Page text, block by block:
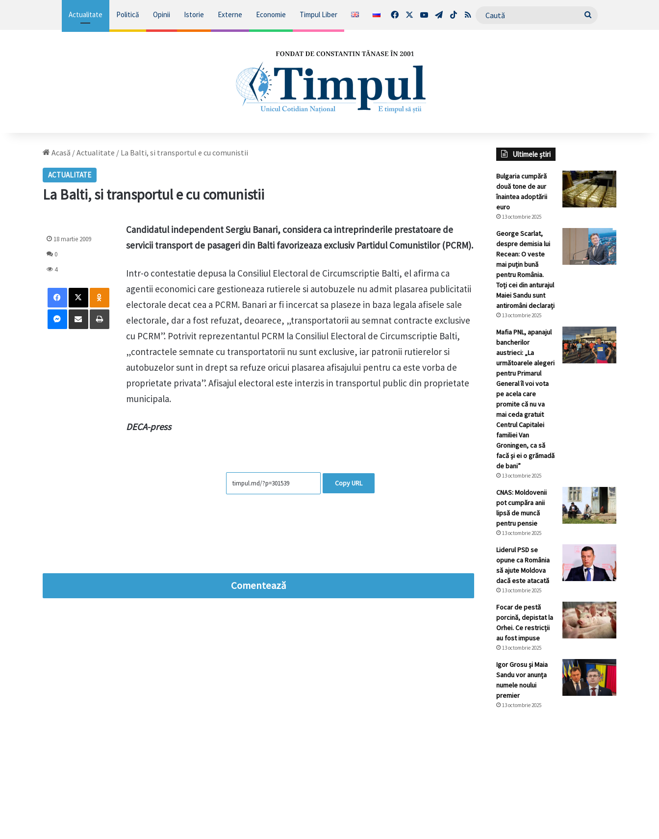
Actualitate Politică Opinii Istorie Externe Economie Timpul Liber FacebookYouTubeTelegram
TikTokRSS Caută
Acasă /Actualitate / La Balti, si transportul e cu comunistii
ACTUALITATE
La Balti, si transportul e cu comunistii
Candidatul independent Sergiu Banari, considera ca intreprinderile prestatoare de
servicii transport de pasageri din Balti favorizeaza exclusiv Partidul Comunistilor (PCRM).
Intr-o contestatie depusa la Consiliul Electoral de Circumscriptie Balti, el afirma ca
agentii economici care gestioneaza rutierele si autobuzele nu admit plasarea publicitatii
electorale decat cea a PCRM. Banari ar fi incercat sa plaseze in baza legala afisele sale
electorale, dar a fost refuzat, deoarece, „transportatorii au semnat contracte exclusive
cu PCRM”. Potrivit reprezentantul PCRM la Consiliul Electoral de Circumscriptie Balti,
„contractele semnate cu transportatorii nu sunt exclusive, iar patronii rutierelor si
autobuzelor sunt in drept sa refuze oricui plasarea afisajului pentru ca este vorba de
proprietate privata”. Afisajul electoral este interzis in transportul public din proprietate
municipala.
DECA-press
Copy URL
18 martie 2009
0
4
Facebook
X Odnoklassniki
Messenger
Distribuie prin mail Tipărește
Comentează
Ultimele știri
Bulgaria cumpără
două tone de aur
înaintea adoptării
euro
13 octombrie 2025
George Scarlat,
despre demisia lui
Recean: O veste
mai puțin bună
pentru România.
Toți cei din anturajul
Maiei Sandu sunt
antiromâni declarați
13 octombrie 2025
Mafia PNL, apanajul
bancherilor
austrieci: „La
următoarele alegeri
pentru Primarul
General îl voi vota
pe acela care
promite că nu va
mai ceda gratuit
Centrul Capitalei
familiei Van
Groningen, ca să
facă și ei o grămadă
de bani”
13 octombrie 2025
CNAS: Moldovenii
pot cumpăra anii
lipsă de muncă
pentru pensie
13 octombrie 2025
Liderul PSD se
opune ca România
să ajute Moldova
dacă este atacată
13 octombrie 2025
Focar de pestă
porcină, depistat la
Orhei. Ce restricții
au fost impuse
13 octombrie 2025
Igor Grosu și Maia
Sandu vor anunța
numele noului
premier
13 octombrie 2025